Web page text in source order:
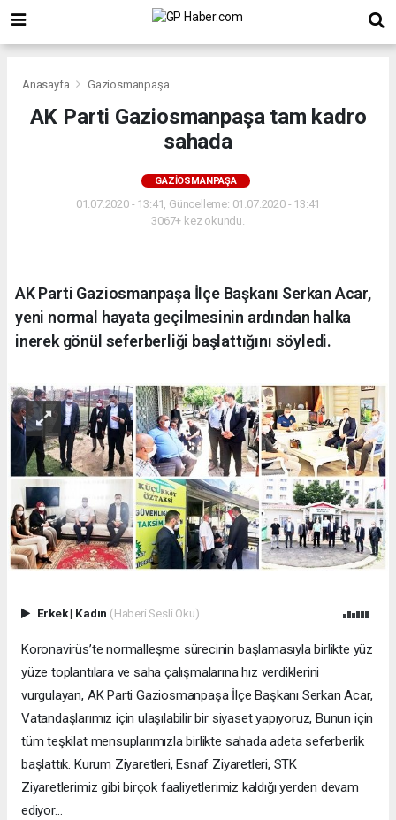
Anasayfa Gaziosmanpaşa
AK Parti Gaziosmanpaşa tam kadro
sahada
GAZIOSMANPAŞA
01.07.2020 - 13:41, Güncelleme: 01.07.2020 - 13:41
3067+ kez okundu.
AK Parti Gaziosmanpaşa İlçe Başkanı Serkan Acar,
yeni normal hayata geçilmesinin ardından halka
inerek gönül seferberliği başlattığını söyledi.
Erkek| Kadın (Haberi Sesli Oku)
Koronavirüs’te normalleşme sürecinin başlamasıyla birlikte yüz
yüze toplantılara ve saha çalışmalarına hız verdiklerini
vurgulayan, AK Parti Gaziosmanpaşa İlçe Başkanı Serkan Acar,
Vatandaşlarımız için ulaşılabilir bir siyaset yapıyoruz, Bunun için
tüm teşkilat mensuplarımızla birlikte sahada adeta seferberlik
başlattık. Kurum Ziyaretleri, Esnaf Ziyaretleri, STK
Ziyaretlerimiz gibi birçok faaliyetlerimiz kaldığı yerden devam
ediyor…